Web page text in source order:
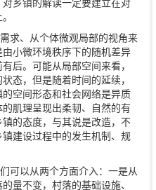
、从个体微观局部的视角来
小微环境秩序下的随机差异
后。可能从局部空间来看，
态，但是随着时间的延续，
空间形态和社会网络是异质
肌理呈现出柔韧、自然的有
的态度，与其说是改造，不
建设过程中的发生机制、规
以从两个方面介入：一是从
量不变，村落的基础设施、